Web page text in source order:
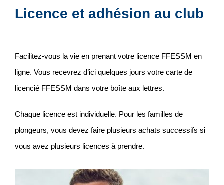
Licence et adhésion au club
Facilitez-vous la vie en prenant votre licence FFESSM en
ligne. Vous recevrez d’ici quelques jours votre carte de
licencié FFESSM dans votre boîte aux lettres.
Chaque licence est individuelle. Pour les familles de
plongeurs, vous devez faire plusieurs achats successifs si
vous avez plusieurs licences à prendre.